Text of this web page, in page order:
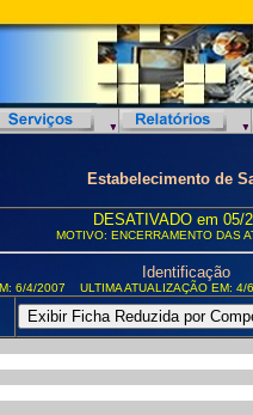
Estabelecimento de
DESATIVADO em 05/
MOTIVO: ENCERRAMENTO DAS
Identificação
6/4/2007 ULTIMA ATUALIZAÇÃO EM: